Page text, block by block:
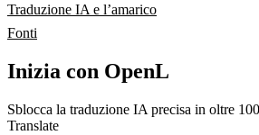
Traduzione IA e l’amarico
Fonti
Inizia con OpenL
Sblocca la traduzione IA precisa in oltre
Translate